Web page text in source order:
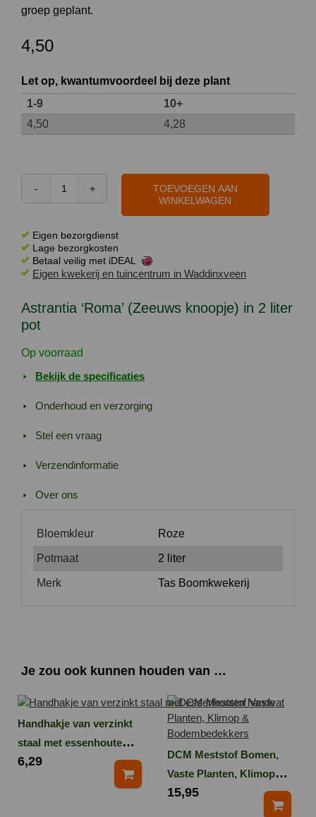
Astrantia ‘Roma’ (Zeeuws knoopje) in 2 liter
pot
groep geplant.
4,50
Op voorraad
Let op, kwantumvoordeel bij deze plant
1-9
10+
4,50
4,28
Astrantia
(Zeeuws
knoopje)
in
2
pot
TOEVOEGEN AAN
WINKELWAGEN
Eigen bezorgdienst
Lage bezorgkosten
Betaal veilig met iDEAL
Eigen kwekerij en tuincentrum in Waddinxveen
Bekijk de specificaties
Onderhoud en verzorging
Stel een vraag
Verzendinformatie
Over ons
Bloemkleur Roze
Potmaat 2 liter
Merk Tas Boomkwekerij
Je zou ook kunnen houden van …
Handhakje van verzinkt
staal met essenhouten
handvat
6,29
DCM Meststof Bomen,
Vaste Planten, Klimop
en Bodembedekkers 3
15,95